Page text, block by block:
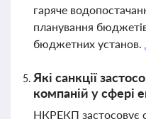
гаряче
планування
бюджетних установ.
Які санкції
компаній у сфері
НКРЕКП застосовує